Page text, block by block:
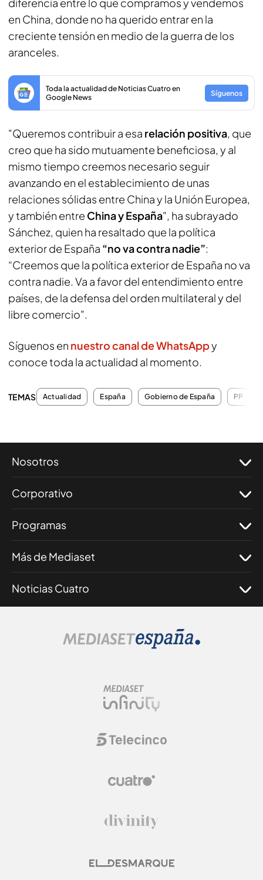
en China, donde no ha querido entrar en la
creciente tensión en medio de la guerra de los
aranceles.
Toda la actualidad de Noticias Cuatro en
Google News
Síguenos
"Queremos contribuir a esa relación positiva, que
creo que ha sido mutuamente beneficiosa, y al
mismo tiempo creemos necesario seguir
avanzando en el establecimiento de unas
relaciones sólidas entre China y la Unión Europea,
y también entre China y España", ha subrayado
Sánchez, quien ha resaltado que la política
exterior de España “no va contra nadie”:
“Creemos que la política exterior de España no va
contra nadie. Va a favor del entendimiento entre
países, de la defensa del orden multilateral y del
libre comercio".
Síguenos en nuestro canal de WhatsAppy
conoce toda la actualidad al momento.
TEMAS Actualidad España Gobierno de España PP
Nosotros
Corporativo
Programas
Más de Mediaset
Noticias Cuatro